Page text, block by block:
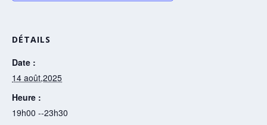
DÉTAILS
Date :
14 août,2025
Heure :
19h00 --23h30